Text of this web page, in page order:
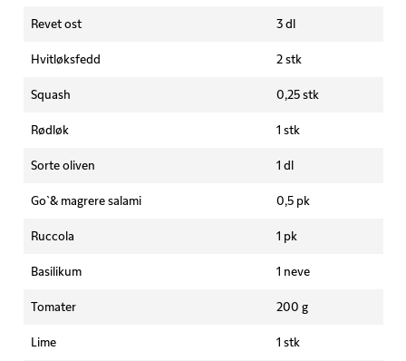
Revet ost 3 dl
Hvitløksfedd 2 stk
Squash 0,25 stk
Rødløk 1 stk
Sorte oliven 1 dl
Go`& magrere salami 0,5 pk
Ruccola 1 pk
Basilikum 1 neve
Tomater 200 g
Lime 1 stk